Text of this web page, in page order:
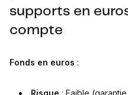
supports en
compte
Fonds en euros :
Risque : Faible